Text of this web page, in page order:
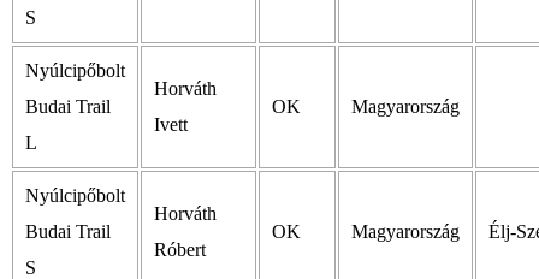
S
Nyúlcipőbolt
Budai Trail
L
Horváth
Ivett
OK Magyarország
Nyúlcipőbolt
Budai Trail
S
Horváth
Róbert
OK Magyarország Élj-